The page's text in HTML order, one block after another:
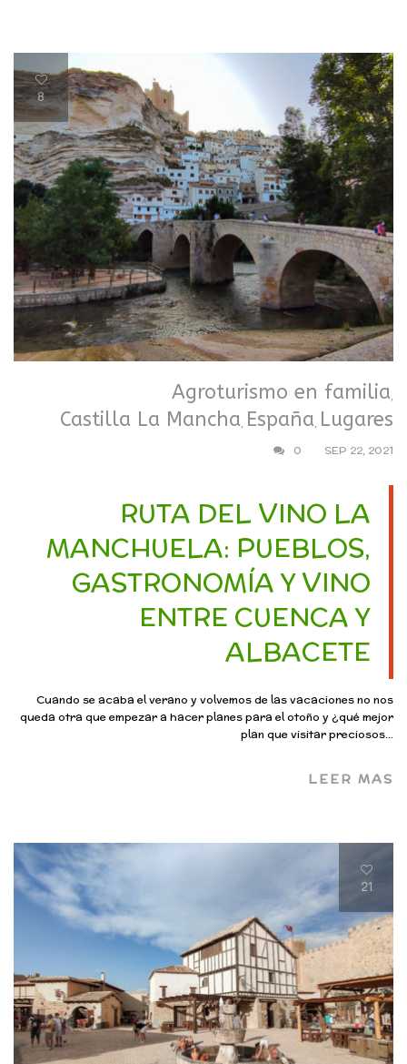
8
Agroturismo en familia,
Castilla La Mancha, España, Lugares
SEP 22, 2021
0
RUTA DEL VINO LA
MANCHUELA: PUEBLOS,
GASTRONOMÍA Y VINO
ENTRE CUENCA Y
ALBACETE
Cuando se acaba el verano y volvemos de las vacaciones no nos
queda otra que empezar a hacer planes para el otoño y ¿qué mejor
plan que visitar preciosos...
LEER MAS
21